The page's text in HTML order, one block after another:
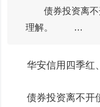
债券投资离不
理解。 …
华安信用四季红、
债券投资离不开债